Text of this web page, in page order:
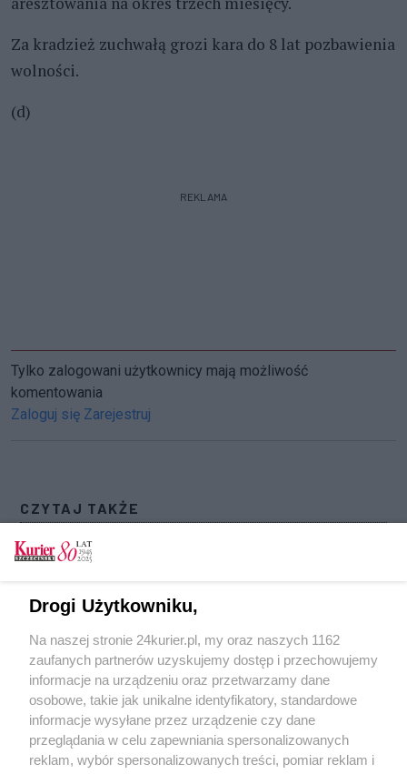
Za kradzież zuchwałą grozi kara do 8 lat pozbawienia
wolności.
(d)
REKLAMA
Tylko zalogowani użytkownicy mają możliwość
komentowania
Zaloguj się Zarejestruj
CZYTAJ TAKŻE
Brutalne pobicie. Sprawca trafił do aresztu na
trzy miesiące
Mężczyzna aresztowany za próbę zabójstwa
sześcioletniej córki
Areszt dla funkcjonariusza podejrzanego o
gwałt na policjantce
POGODA
Drogi Użytkowniku,
Na naszej stronie 24kurier.pl, my oraz naszych 1162
zaufanych partnerów uzyskujemy dostęp i przechowujemy
informacje na urządzeniu oraz przetwarzamy dane
osobowe, takie jak unikalne identyfikatory, standardowe
informacje wysyłane przez urządzenie czy dane
przeglądania w celu zapewniania spersonalizowanych
reklam, wybór spersonalizowanych treści, pomiar reklam i